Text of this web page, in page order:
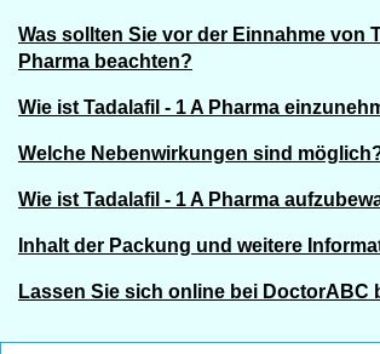
Was sollten Sie vor der Einnahme von
Pharma beachten?
Wie ist Tadalafil - 1 A Pharma
Welche Nebenwirkungen sind
Wie ist Tadalafil - 1 A Pharma
Inhalt der Packung und weitere
Lassen Sie sich online bei DoctorABC